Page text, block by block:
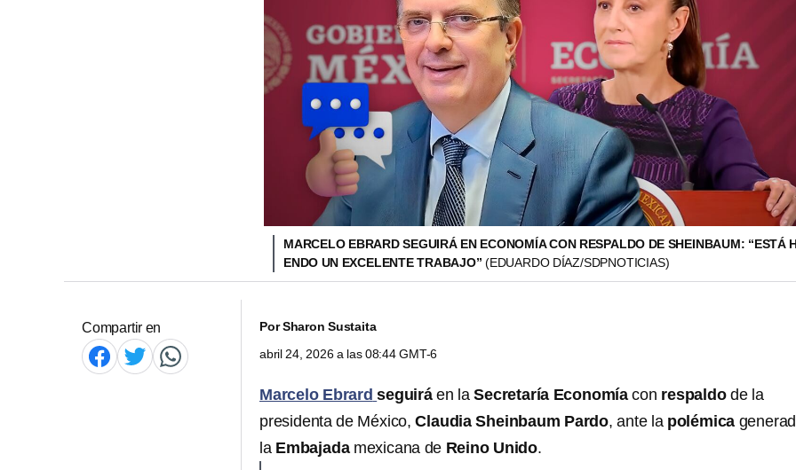
MARCELO EBRARD SEGUIRÁ EN ECONOMÍA CON RESPALDO DE SHEINBAUM: “ESTÁ
ENDO UN EXCELENTE TRABAJO”(EDUARDO DÍAZ/SDPNOTICIAS)
Compartir en PorSharon Sustaita
abril 24, 2026 a las 08:44 GMT-6
Marcelo Ebrard seguiráen laSecretaría Economía con respaldode la
presidenta de México,Claudia Sheinbaum Pardo, ante la polémica
la Embajadamexicana de Reino Unido.